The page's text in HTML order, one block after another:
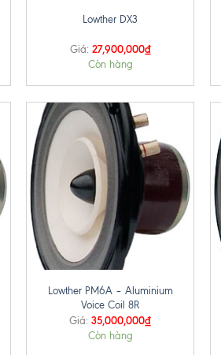
Lowther DX3
Giá: 27,900,000₫
Còn hàng
Lowther PM6A – Aluminium
Voice Coil 8R
Giá: 35,000,000₫
Còn hàng